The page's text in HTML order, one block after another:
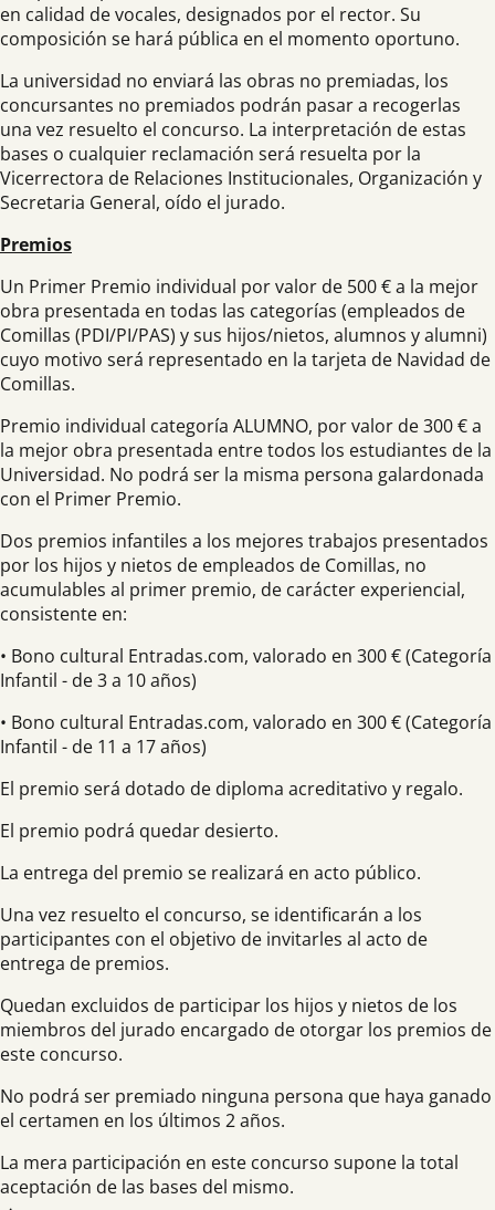
en calidad de vocales, designados por el rector. Su
composición se hará pública en el momento oportuno.
La universidad no enviará las obras no premiadas, los
concursantes no premiados podrán pasar a recogerlas
una vez resuelto el concurso. La interpretación de estas
bases o cualquier reclamación será resuelta por la
Vicerrectora de Relaciones Institucionales, Organización y
Secretaria General, oído el jurado.
Premios
Un Primer Premio individual por valor de 500 € a la mejor
obra presentada en todas las categorías (empleados de
Comillas (PDI/PI/PAS) y sus hijos/nietos, alumnos y alumni)
cuyo motivo será representado en la tarjeta de Navidad de
Comillas.
Premio individual categoría ALUMNO, por valor de 300 € a
la mejor obra presentada entre todos los estudiantes de la
Universidad. No podrá ser la misma persona galardonada
con el Primer Premio.
Dos premios infantiles a los mejores trabajos presentados
por los hijos y nietos de empleados de Comillas, no
acumulables al primer premio, de carácter experiencial,
consistente en:
• Bono cultural Entradas.com, valorado en 300 € (Categoría
Infantil - de 3 a 10 años)
• Bono cultural Entradas.com, valorado en 300 € (Categoría
Infantil - de 11 a 17 años)
El premio será dotado de diploma acreditativo y regalo.
El premio podrá quedar desierto.
La entrega del premio se realizará en acto público.
Una vez resuelto el concurso, se identificarán a los
participantes con el objetivo de invitarles al acto de
entrega de premios.
Quedan excluidos de participar los hijos y nietos de los
miembros del jurado encargado de otorgar los premios de
este concurso.
No podrá ser premiado ninguna persona que haya ganado
el certamen en los últimos 2 años.
La mera participación en este concurso supone la total
aceptación de las bases del mismo.